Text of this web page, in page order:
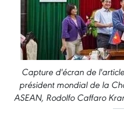
Capture d'écran de
président mondial de la
ASEAN, Rodolfo Caffaro